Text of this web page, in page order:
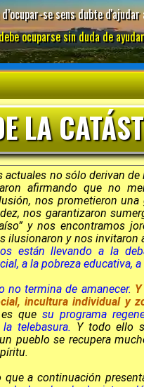
LA
actuales no sólo derivan
afirmando que no
nos prometieron
nos garantizaron
y nos encontramos
ilusionaron y nos
están llevando a la
a la pobreza educativa,
no termina de amanecer.
incultura individual y
que su programa
telebasura. Y todo ello
pueblo se recupera
que a continuación